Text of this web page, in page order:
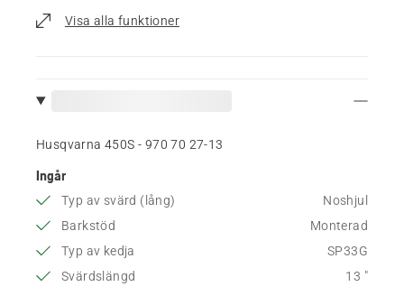
Visa alla funktioner
Husqvarna 450S - 970 70 27‑13
Ingår
Typ av svärd (lång)
Noshjul
Barkstöd
Monterad
Typ av kedja
SP33G
Svärdslängd
13 "